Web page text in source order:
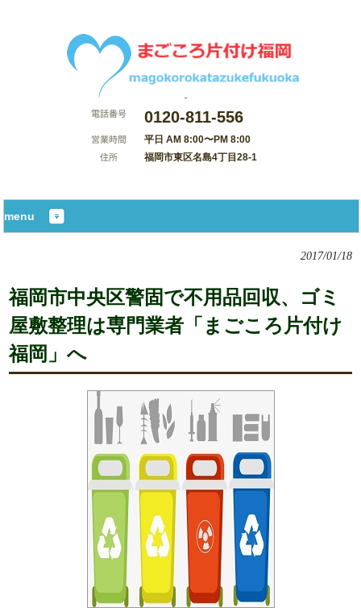
0120-811-556
平日 AM 8:00〜PM 8:00
福岡市東区名島4丁目28-1
menu
2017/01/18
福岡市中央区警固で不用品回収、ゴミ
屋敷整理は専門業者「まごころ片付け
福岡」へ